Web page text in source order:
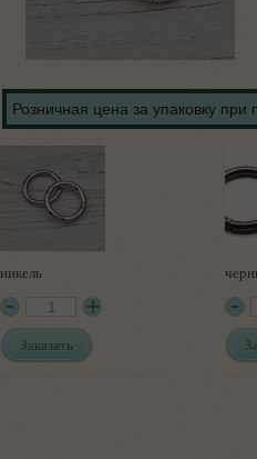
Розничная цена за упаковку при
никель
Заказать